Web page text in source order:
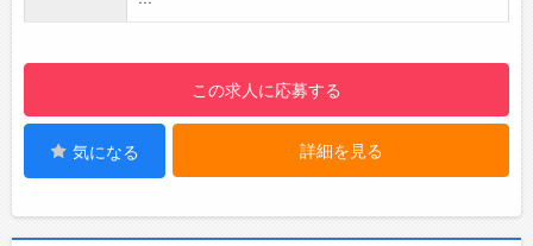
【やりがい】
・手がけた製品が世界中の産業を支えている実
感が得られるお仕事です！
・モノづくりの面白さや達成感を日々感じられ
【紹介予定派遣♪】
この求人に応募する
気になる 詳細を見る